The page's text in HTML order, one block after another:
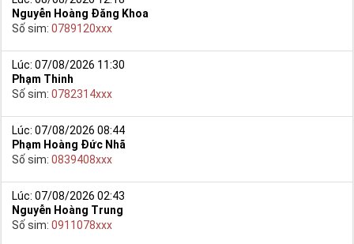
Nguyễn Hoàng Đăng Khoa
Số sim: 0789120xxx
Lúc: 07/08/2026 11:30
Phạm Thinh
Số sim: 0782314xxx
Lúc: 07/08/2026 08:44
Phạm Hoàng Đức Nhã
Số sim: 0839408xxx
Lúc: 07/08/2026 02:43
Nguyễn Hoàng Trung
Số sim: 0911078xxx